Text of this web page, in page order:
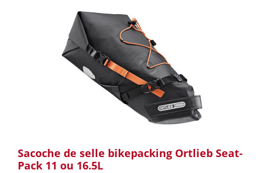
Sacoche de selle bikepacking Ortlieb Seat-
Pack 11 ou 16.5L